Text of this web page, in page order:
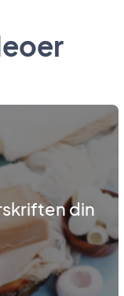
din